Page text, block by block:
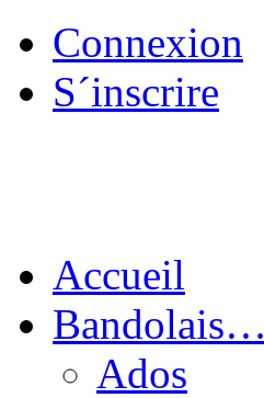
Connexion
S´inscrire
Accueil
Bandolais…
Ados